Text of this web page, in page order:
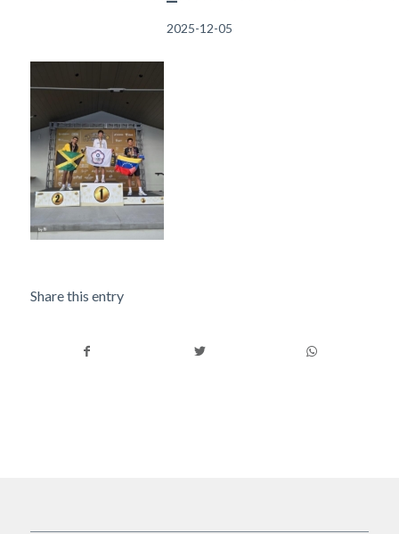
2025-12-05
Share this entry